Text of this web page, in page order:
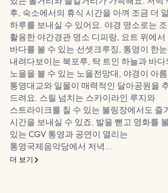
후, 숙소에서의 휴식 시간을 아껴 조금 더
하루를 보내실 수 있어요. 야경 명소로는
활용한 야간경관 명소 디피랑, 요트 위에서
바다를 볼 수 있는 선셋크루징, 통영이 한
내려다보이는 북포루, 탁 트인 하늘과 바다
노을을 볼 수 있는 노을전망대, 야경이 아
통영대교와 일몰이 매력적인 달아공원을
드려요. 스릴 넘치는 스카이라인 루지와
스트라이크를 칠 수 있는 볼링장에서도 즐
시간을 보내실 수 있죠. 발을 뻗고 영화를
있는 CGV 통영과 공연이 열리는
통영국제음악당에서 저녁...
더 보기